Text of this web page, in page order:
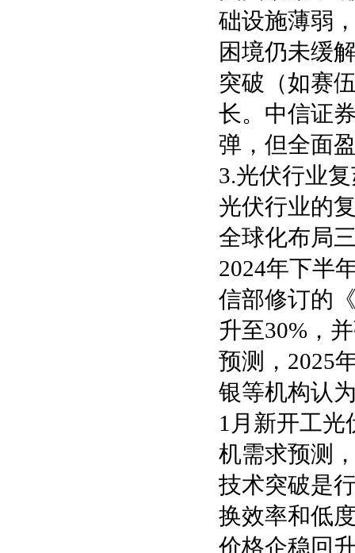
础设施薄弱
困境仍未缓
突破（如赛
长。中信证
弹，但全面
3.光伏行业
光伏行业的
全球化布局
2024年下半
信部修订的
升至30%，
预测，2025
银等机构认
1月新开工光
机需求预测
技术突破是
换效率和低
价格企稳回